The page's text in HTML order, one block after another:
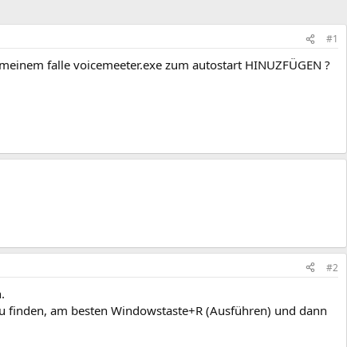
#1
falle voicemeeter.exe zum autostart HINUZFÜGEN ?
#2
am besten Windowstaste+R (Ausführen) und dann